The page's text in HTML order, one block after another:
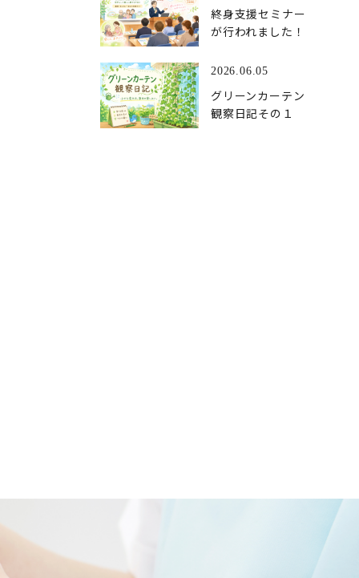
終身支援セミナー
が行われました！
2026.06.05
グリーンカーテン
観察日記その１